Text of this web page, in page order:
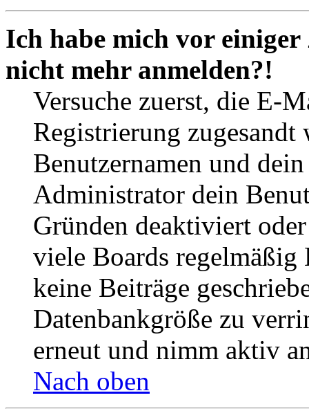
Ich habe mich vor
nicht mehr anmelden?!
Versuche zuerst, die E-
Registrierung
Benutzernamen und
Administrator dein
Gründen deaktiviert
viele Boards
keine Beiträge
Datenbankgröße zu
erneut und nimm aktiv
Nach oben